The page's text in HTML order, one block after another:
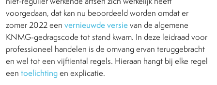
voorgedaan, dat kan nu beoordeeld worden omdat er
zomer 2022 een vernieuwde versievan de algemene
KNMG-gedragscode tot stand kwam. In deze leidraad voor
professioneel handelen is de omvang ervan teruggebracht
en wel tot een vijftiental regels. Hieraan hangt bij elke regel
een toelichtingen explicatie.